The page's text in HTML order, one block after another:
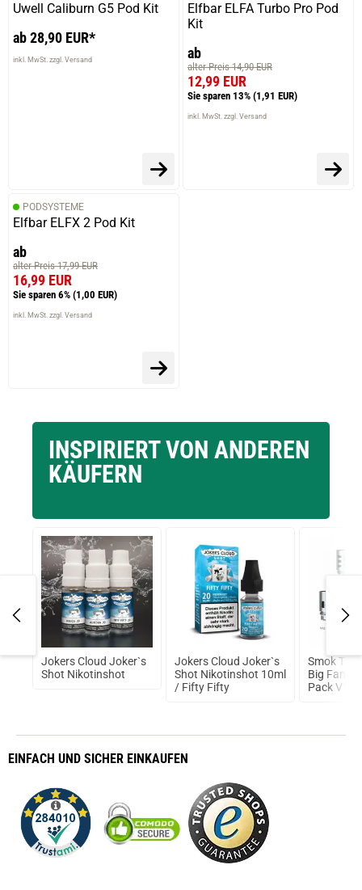
Uwell Caliburn G5 Pod Kit
ab 28,90 EUR*
inkl. MwSt. zzgl. Versand
Elfbar ELFA Turbo Pro Pod
Kit
ab
alter Preis 14,90 EUR
12,99 EUR
Sie sparen 13% (1,91 EUR)
inkl. MwSt. zzgl. Versand
PODSYSTEME
Elfbar ELFX 2 Pod Kit
ab
alter Preis 17,99 EUR
16,99 EUR
Sie sparen 6% (1,00 EUR)
inkl. MwSt. zzgl. Versand
INSPIRIERT VON ANDEREN
KÄUFERN
Jokers Cloud Joker`s
Shot Nikotinshot
Jokers Cloud Joker`s
Shot Nikotinshot 10ml
/ Fifty Fifty
Smok
Big
Pack V12
EINFACH UND SICHER EINKAUFEN